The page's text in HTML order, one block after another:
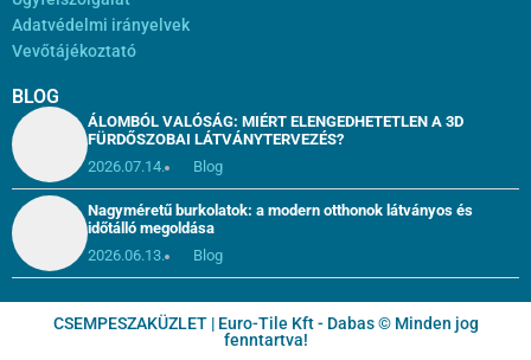
Adatvédelmi irányelvek
Vevőtájékoztató
BLOG
ÁLOMBÓL VALÓSÁG: MIÉRT ELENGEDHETETLEN A 3D
FÜRDŐSZOBAI LÁTVÁNYTERVEZÉS?
2026.07.14.
Blog
Nagyméretű burkolatok: a modern otthonok látványos és
időtálló megoldása
2026.06.13.
Blog
CSEMPESZAKÜZLET | Euro-Tile Kft - Dabas © Minden jog
fenntartva!